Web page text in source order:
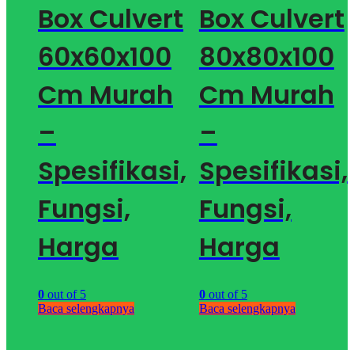
Box Culvert
60x60x100
Cm Murah
–
Spesifikasi,
Fungsi,
Harga
0 out of 5
Baca selengkapnya
Box Culvert
80x80x100
Cm Murah
–
Spesifikasi,
Fungsi,
Harga
0out of 5
Baca selengkapnya